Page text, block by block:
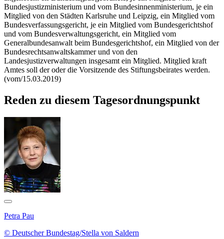
Bundesjustizministerium und vom Bundesinnenministerium, je ein
Mitglied von den Städten Karlsruhe und Leipzig, ein Mitglied vom
Bundesverfassungsgericht, je ein Mitglied vom Bundesgerichtshof
und vom Bundesverwaltungsgericht, ein Mitglied vom
Generalbundesanwalt beim Bundesgerichtshof, ein Mitglied von der
Bundesrechtsanwaltskammer und von den
Landesjustizverwaltungen insgesamt ein Mitglied. Mitglied kraft
Amtes soll der oder die Vorsitzende des Stiftungsbeirates werden.
(vom/15.03.2019)
Reden zu diesem Tagesordnungspunkt
Petra Pau
© Deutscher Bundestag/Stella von Saldern